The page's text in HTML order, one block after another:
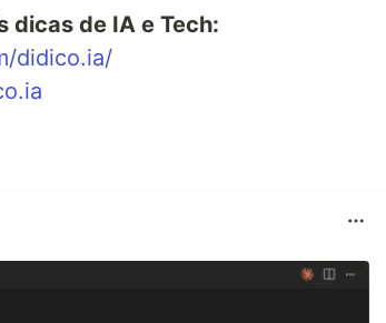
dicas de IA e Tech:
didico.ia/